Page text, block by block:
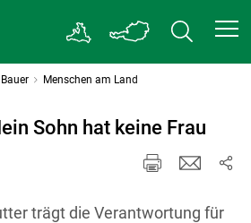
Menschen am Land
Sohn hat keine Frau
trägt die Verantwortung für